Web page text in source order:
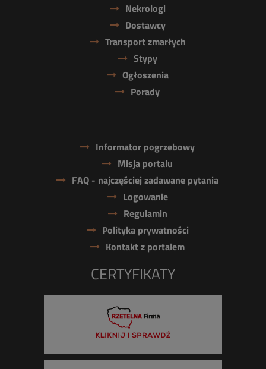
Nekrologi
Dostawcy
Transport zmarłych
Stypy
Ogłoszenia
Porady
Informator pogrzebowy
Misja portalu
FAQ - najczęściej zadawane pytania
Logowanie
Regulamin
Polityka prywatności
Kontakt z portalem
CERTYFIKATY